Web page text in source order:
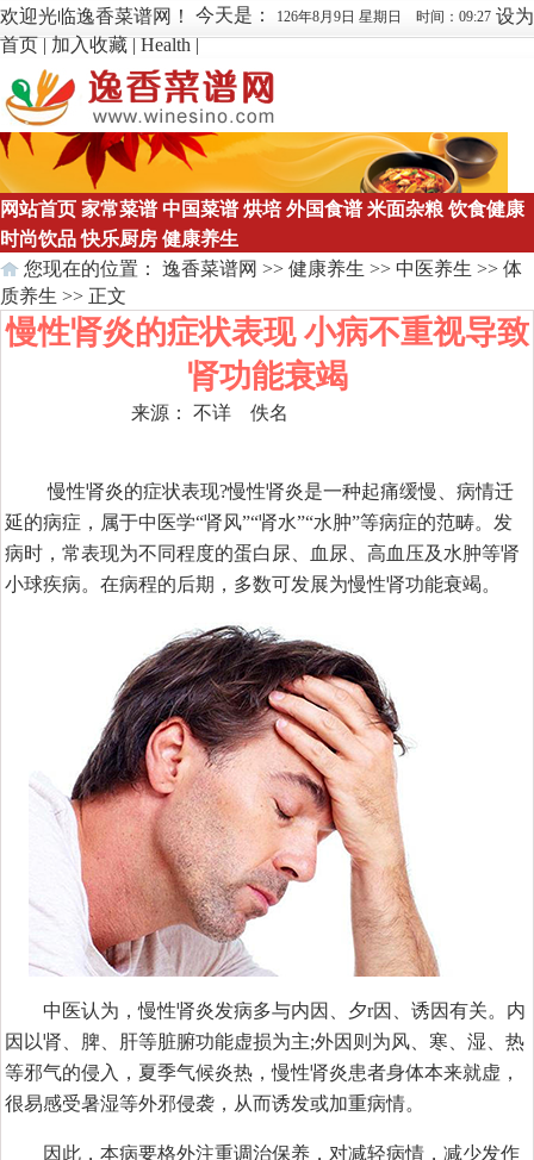
欢迎光临逸香菜谱网！ 今天是： 126年8月9日 星期日 时间：09:27 设为
首页|加入收藏|Health|
网站首页 家常菜谱 中国菜谱 烘培 外国食谱 米面杂粮 饮食健康
时尚饮品 快乐厨房 健康养生
您现在的位置： 逸香菜谱网 >> 健康养生 >> 中医养生 >> 体
质养生 >> 正文
慢性肾炎的症状表现 小病不重视导致
肾功能衰竭
来源： 不详 佚名
慢性肾炎的症状表现?慢性肾炎是一种起痛缓慢、病情迁
延的病症，属于中医学“肾风”“肾水”“水肿”等病症的范畴。发
病时，常表现为不同程度的蛋白尿、血尿、高血压及水肿等肾
小球疾病。在病程的后期，多数可发展为慢性肾功能衰竭。
中医认为，慢性肾炎发病多与内因、夕r因、诱因有关。内
因以肾、脾、肝等脏腑功能虚损为主;外因则为风、寒、湿、热
等邪气的侵入，夏季气候炎热，慢性肾炎患者身体本来就虚，
很易感受暑湿等外邪侵袭，从而诱发或加重病情。
因此，本病要格外注重调治保养，对减轻病情，减少发作